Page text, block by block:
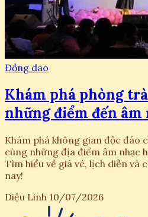
Đồng dao
Khám phá phòng
những điểm đến âm
Khám phá không gian độc đáo
cùng những địa điểm âm nhạc
Tìm hiểu về giá vé, lịch diễn và
nay!
Diệu Linh 10/07/2026